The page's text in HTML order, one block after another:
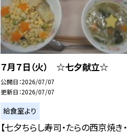
７月７日（火） ☆七夕献立☆
公開日 2026/07/07
更新日 2026/07/07
給食室より
【七夕ちらし寿司・たらの西京焼き・